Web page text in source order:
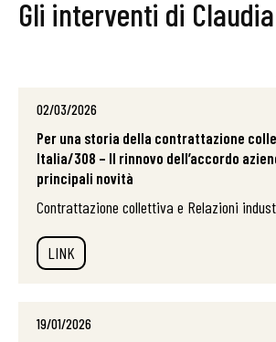
Gli interventi di
02/03/2026
Per una storia della contrattazione
Italia/308 – Il rinnovo dell’accordo
principali novità
Contrattazione collettiva e Relazioni
LINK
19/01/2026